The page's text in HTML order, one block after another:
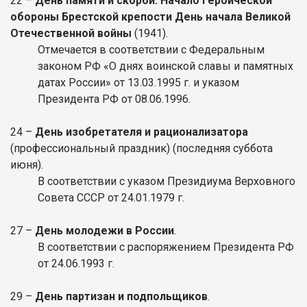
обороны Брестской крепости День начала Великой
Отечественной войны (1941).
Отмечается в соответствии с Федеральным
законом РФ «О днях воинской славы и памятных
датах России» от 13.03.1995 г. и указом
Президента РФ от 08.06.1996.
24 – День изобретателя и рационализатора
(профессиональный праздник) (последняя суббота
июня).
В соответствии с указом Президиума Верховного
Совета СССР от 24.01.1979 г.
27 – День молодежи в России.
В соответствии с распоряжением Президента РФ
от 24.06.1993 г.
29 – День партизан и подпольщиков.